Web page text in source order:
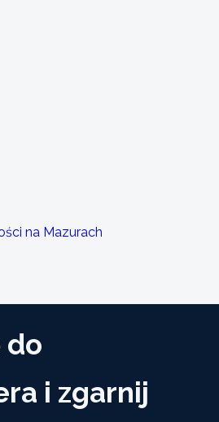
na Mazurach
do
i zgarnij